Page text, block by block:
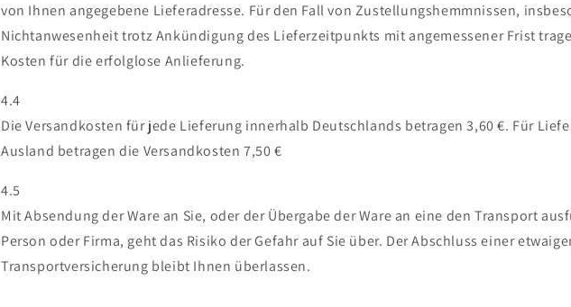
von Ihnen angegebene Lieferadresse. Für den Fall von Zustellungshemmnissen,
Nichtanwesenheit trotz Ankündigung des Lieferzeitpunkts mit angemessener Frist
Kosten für die erfolglose Anlieferung.
4.4
Die Versandkosten für jede Lieferung innerhalb Deutschlands betragen 3,60 €. Für
Ausland betragen die Versandkosten 7,50 €
4.5
Mit Absendung der Ware an Sie, oder der Übergabe der Ware an eine den Transport
Person oder Firma, geht das Risiko der Gefahr auf Sie über. Der Abschluss einer
Transportversicherung bleibt Ihnen überlassen.